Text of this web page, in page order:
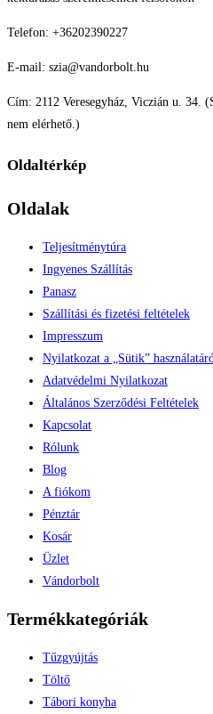
Telefon: +36202390227
E-mail: szia@vandorbolt.hu
Cím: 2112 Veresegyház, Viczián u. 34.
nem elérhető.)
Oldaltérkép
Oldalak
Teljesítménytúra
Ingyenes Szállítás
Panasz
Szállítási és fizetési feltételek
Impresszum
Nyilatkozat a „Sütik”
Adatvédelmi Nyilatkozat
Általános Szerződési Feltételek
Kapcsolat
Rólunk
Blog
A fiókom
Pénztár
Kosár
Üzlet
Vándorbolt
Termékkategóriák
Tűzgyújtás
Töltő
Tábori konyha